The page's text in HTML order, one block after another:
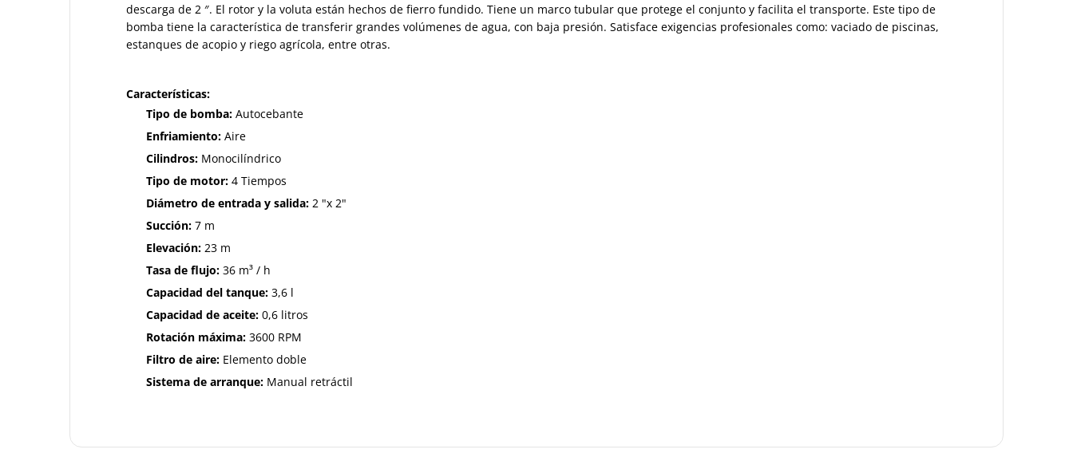
descarga de 2 ″. El rotor y la voluta están hechos de fierro fundido. Tiene un marco tubular que protege el conjunto y facilita el transporte. Este tipo de
bomba tiene la característica de transferir grandes volúmenes de agua, con baja presión. Satisface exigencias profesionales como: vaciado de piscinas,
estanques de acopio y riego agrícola, entre otras.
Características:
Tipo de bomba:Autocebante
Enfriamiento:Aire
Cilindros: Monocilíndrico
Tipo de motor:4 Tiempos
Diámetro de entrada y salida: 2 "x 2"
Succión:7 m
Elevación: 23 m
Tasa de flujo:36 m³ / h
Capacidad del tanque:3,6 l
Capacidad de aceite:0,6 litros
Rotación máxima:3600 RPM
Filtro de aire: Elemento doble
Sistema de arranque: Manual retráctil